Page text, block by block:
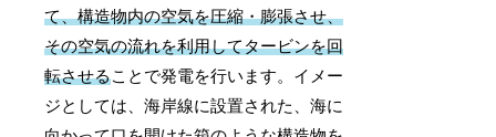
て、構造物内の空気を圧縮・膨張させ、
その空気の流れを利用してタービンを回
転させることで発電を行います。イメー
ジとしては、海岸線に設置された、海に